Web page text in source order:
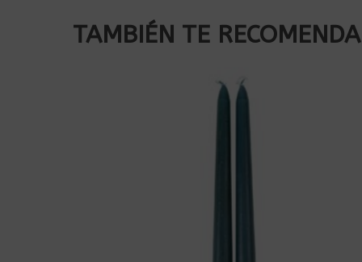
TAMBIÉN TE